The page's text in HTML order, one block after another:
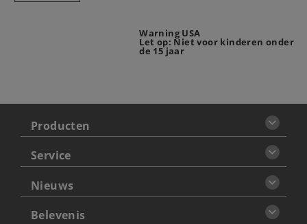
Warning USA
Let op: Niet voor kinderen onder
de 15 jaar
Producten
Service
Nieuws
Belevenis